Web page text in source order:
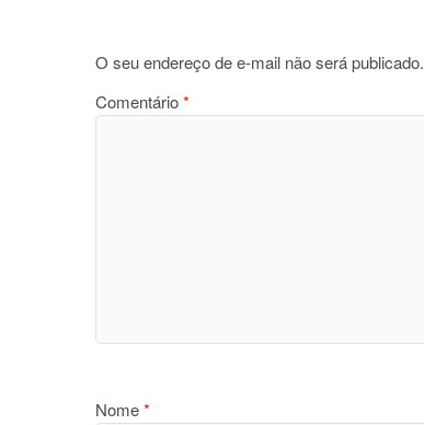
O seu endereço de e-mail não será publicado.
Comentário*
Nome*